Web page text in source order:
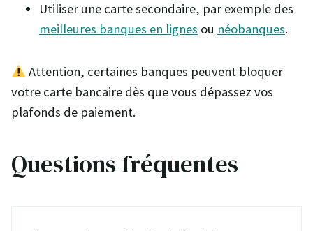
Utiliser une carte secondaire, par exemple des
meilleures banques en lignes ou néobanques.
Attention, certaines banques peuvent bloquer
votre carte bancaire dès que vous dépassez vos
plafonds de paiement.
Questions fréquentes